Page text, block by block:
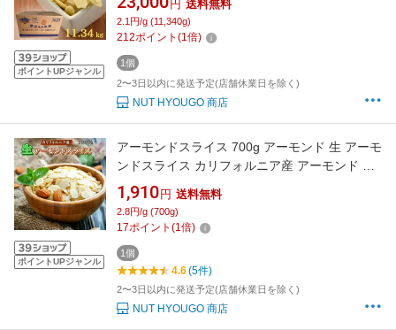
ポイントUPジャンル
ライス 菓子材料 パン材料 焼菓子【無添加・無
塩・無植物油】
円 送料無料
2.1円/g (11,340g)
212ポイント (1倍)
1個
2〜3日以内に発送予定(店舗休業日を除く)
NUT HYOUGO 商店
ポイントUPジャンル
アーモンドスライス 700g アーモンド 生 アーモ
ンドスライス カリフォルニア産 アーモンド ナ
ッツ 高品質 アーモンドスライス スライス 菓子
材料 パン材料 焼菓子 製菓【無添加・無塩・無
植物油】
1,910 円 送料無料
2.8円/g (700g)
17ポイント (1倍)
1個
4.6(5件)
2〜3日以内に発送予定(店舗休業日を除く)
NUT HYOUGO 商店